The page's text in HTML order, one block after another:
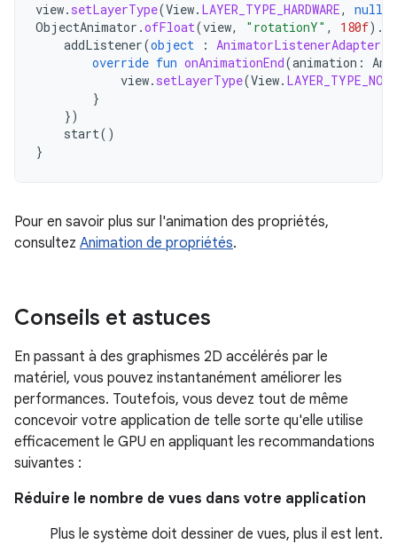
view. setLayerType(View. LAYER_TYPE_HARDWARE, null
ObjectAnimator .ofFloat(view, "rotationY" , 180f).
addListener(object : AnimatorListenerAdapter
override fun onAnimationEnd(animation :
view. setLayerType(View. LAYER_TYPE_NONE
}
})
start()
}
Pour en savoir plus sur l'animation des propriétés,
consultez Animation de propriétés.
Conseils et astuces
En passant à des graphismes 2D accélérés par le
matériel, vous pouvez instantanément améliorer les
performances. Toutefois, vous devez tout de même
concevoir votre application de telle sorte qu'elle utilise
efficacement le GPU en appliquant les recommandations
suivantes :
Réduire le nombre de vues dans votre application
Plus le système doit dessiner de vues, plus il est lent.